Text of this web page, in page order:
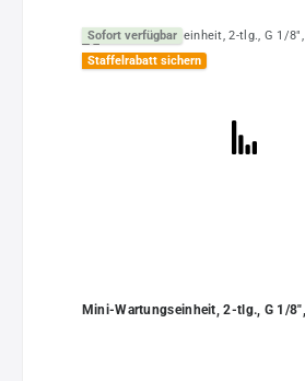
Sofort verfügbar
Staffelrabatt sichern
Mini-Wartungseinheit, 2-tlg., G 1/